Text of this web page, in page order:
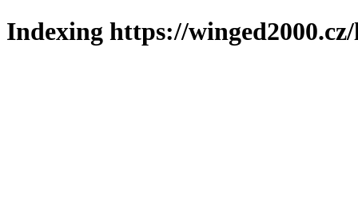
Indexing https://